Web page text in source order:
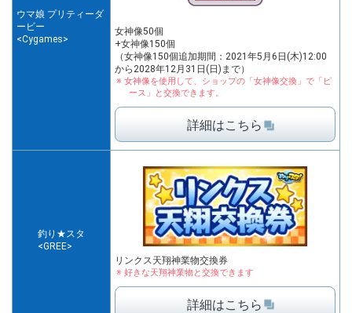
ウマ娘 プリティーダ
ービー
<Cygames>
女神像50個
+女神像150個
（女神像150個追加期間：2021年5月6日(木)12:00
から2028年12月31日(日)まで）
女神像を使用して、ショップの「女神像交換」で「ピ
ース」と交換できます。
詳細はこちら
釣り★スタ
<GREE>
リンクス天翔神業物交換券
好きな天翔神業物と交換できます
詳細はこちら